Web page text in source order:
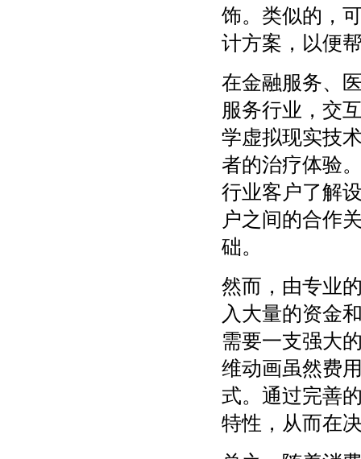
饰。类似的，
计方案，以便
在金融服务、
服务行业，交
学虚拟现实技
者的治疗体验
行业客户了解
户之间的合作
础。
然而，由专业
入大量的资金
需要一支强大
维动画虽然费
式。通过完善
特性，从而在